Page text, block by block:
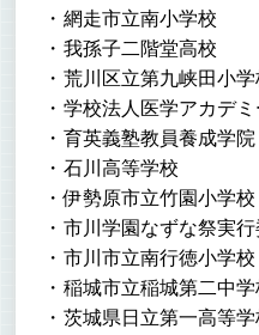
網走市立南小学校
我孫子二階堂高校
荒川区立第九峡田小学
学校法人医学アカデ
育英義塾教員養成学院
石川高等学校
伊勢原市立竹園小学校
市川学園なずな祭実行
市川市立南行徳小学校
稲城市立稲城第二中学
茨城県日立第一高等学